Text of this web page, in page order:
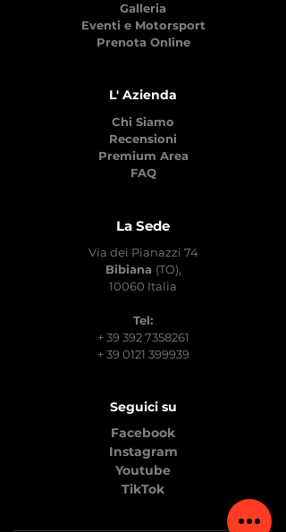
Galleria
Eventi e Motorsport
Prenota Online
L' Azienda
Chi Siamo
Recensioni
Premium Area
FAQ
La Sede
Via dei Pianazzi 74
Bibiana (TO),
10060 Italia
Tel:
+39 392 7358261
+39 0121 399939
Seguici su
Facebook
Instagram
Youtube
TikTok